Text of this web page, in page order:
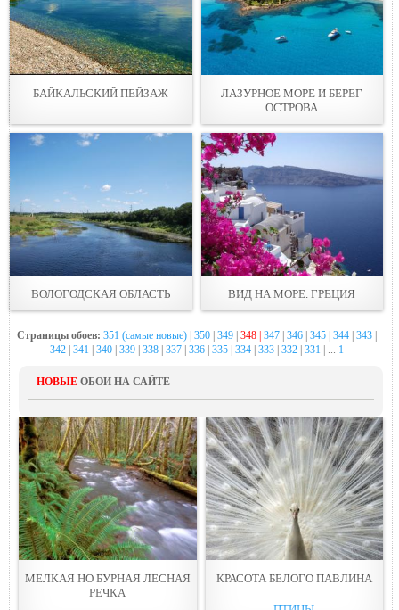
БАЙКАЛЬСКИЙ ПЕЙЗАЖ
ЛАЗУРНОЕ МОРЕ И БЕРЕГ
ОСТРОВА
ВОЛОГОДСКАЯ ОБЛАСТЬ ВИД НА МОРЕ. ГРЕЦИЯ
Страницы обоев: 351 (самые новые)| 350| 349| 348 | 347| 346| 345| 344| 343|
342| 341 340| 339| 338| 337| 336| 335| 334| 333| 332| 331 | ... 1
НОВЫЕ ОБОИ НА САЙТЕ
МЕЛКАЯ НО БУРНАЯ ЛЕСНАЯ
РЕЧКА
КРАСОТА БЕЛОГО ПАВЛИНА